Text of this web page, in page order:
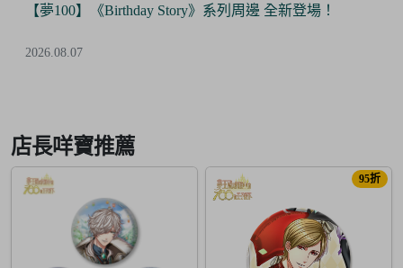
【夢100】《Birthday Story》系列周邊 全新登場！
2026.08.07
6
店長咩寶推薦
95折